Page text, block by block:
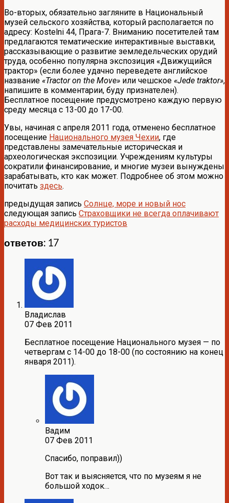
Во-вторых, обязательно загляните в Национальный
музей сельского хозяйства, который располагается по
адресу: Kostelni 44, Прага-7. Вниманию посетителей там
предлагаются тематические интерактивные выставки,
рассказывающие о развитие земледельческих орудий
труда, особенно популярна экспозиция «Движущийся
трактор» (если более удачно переведете английское
название «Tractor on the Move» или чешское «Jede traktor»,
напишите в комментарии, буду признателен).
Бесплатное посещение предусмотрено каждую первую
среду месяца с 13-00 до 17-00.
Увы, начиная с апреля 2011 года, отменено бесплатное
посещение Национального музея Чехии, где
представлены замечательные историческая и
археологическая экспозиции. Учреждениям культуры
сократили финансирование, и многие музеи вынуждены
зарабатывать, кто как может. Подробнее об этом можно
почитать здесь.
предыдущая запись Солнце, море и новый нос
следующая запись Страховщики не всегда оплачивают
расходы медицинских туристов
ответов: 17
Владислав
07 Фев 2011
Бесплатное посещение Национального музея — по
четвергам с 14-00 до 18-00 (по состоянию на конец
января 2011).
Вадим
07 Фев 2011
Спасибо, поправил))
Вот так и выясняется, что по музеям я не
большой ходок…